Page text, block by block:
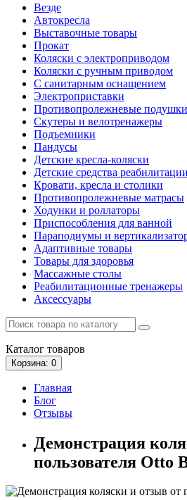
Везде
Автокресла
Выставочные товары
Прокат
Коляски с электроприводом
Коляски с ручным приводом
С санитарным оснащением
Электроприставки
Противопролежневые подушки
Скутеры и велотренажеры
Подъемники
Пандусы
Детские кресла-коляски
Детские средства реабилитации
Кровати, кресла и столики
Противопролежневые матрасы
Ходунки и роллаторы
Приспособления для ванной
Параподиумы и
Адаптивные товары
Товары для здоровья
Массажные столы
Реабилитационные тренажеры
Аксессуары
Каталог товаров
Корзина: 0
Главная
Блог
Отзывы
Демонстрация
пользователя Otto